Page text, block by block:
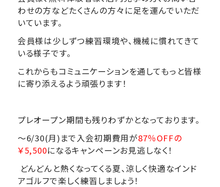
わせの方などたくさんの方々に足を運んでいただ
いています。
会員様は少しずつ練習環境や、機械に慣れてきて
いる様子です。
これからもコミュニケーションを通してもっと皆様
に寄り添えるよう頑張ります！
プレオープン期間も残りわずかとなっております。
～6/30(月)まで入会初期費用が87％OFFの
￥5,500になるキャンペーンお見逃しなく！
どんどんと熱くなってくる夏、涼しく快適なインド
アゴルフで楽しく練習しましょう！